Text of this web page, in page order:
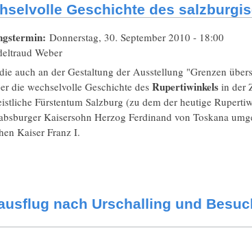
Geschichte des
Donnerstag, 30. September 2010 - 18:00
Weber
auch an der Gestaltung der Ausstellung "Grenzen
die wechselvolle Geschichte des Rupertiwinkelsin der
Fürstentum Salzburg (zu dem der heutige
Kaisersohn Herzog Ferdinand von Toskana
Kaiser Franz I.
nach Urschalling und